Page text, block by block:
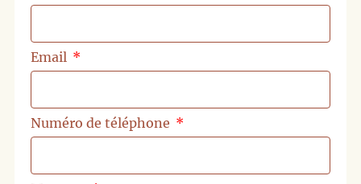
Email
Numéro de téléphone